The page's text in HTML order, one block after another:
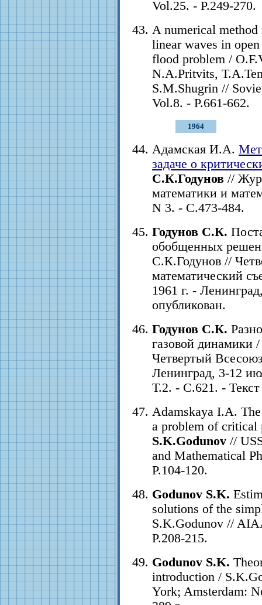
Vol.25. - P.249-270.
A numerical
linear waves in
flood problem /
N.A.Pritvits,
S.M.Shugrin //
Vol.8. - P.661-662.
1964
Адамская И.А.
задаче о
С.К.Годунов //
математики и
N 3. - С.473-484.
Годунов С.К.
обобщенных
С.К.Годунов //
математический
1961 г. -
опубликован.
Годунов С.К.
газовой
Четвертый
Ленинград, 3-12
Т.2. - С.621. -
Adamskaya I.A.
а problem of critical
S.K.Godunov //
and Mathematical
P.104-120.
Godunov S.K.
solutions of the
S.K.Godunov //
P.208-215.
Godunov S.K.
introduction /
York; Amsterdam: